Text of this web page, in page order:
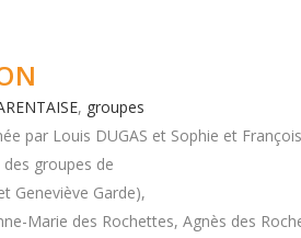
, groupes
par Louis DUGAS et Sophie et
groupes de
Geneviève Garde),
Marie des Rochettes, Agnès des